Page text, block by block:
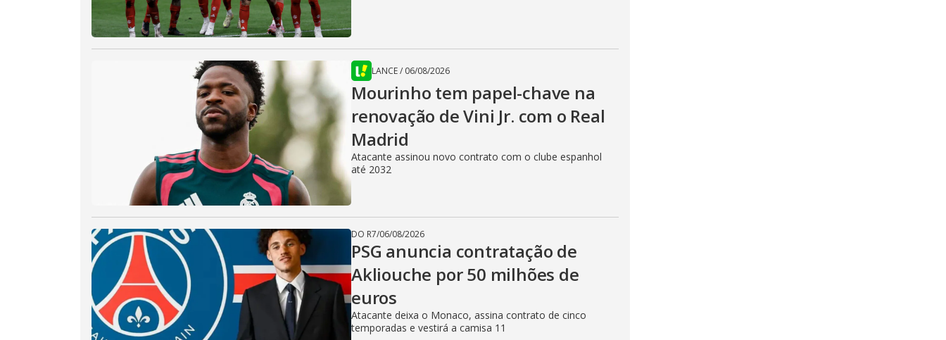
LANCE/ 06/08/2026
Mourinho tem papel-chave na
renovação de Vini Jr. com o Real
Madrid
Atacante assinou novo contrato com o clube espanhol
até 2032
DO R7/06/08/2026
PSG anuncia contratação de
Akliouche por 50 milhões de
euros
Atacante deixa o Monaco, assina contrato de cinco
temporadas e vestirá a camisa 11